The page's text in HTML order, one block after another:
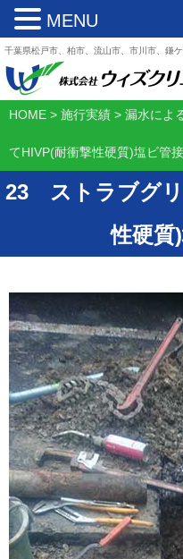
千葉県松戸市、柏市、流山市、市川市、鎌
HOME > 施行実績 > 漏水によ
てHIVP(耐衝撃性硬質)塩ビ管
23 ストラブグリ
性硬質
MENU